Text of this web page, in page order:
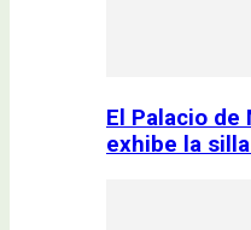
El Palacio de
exhibe la